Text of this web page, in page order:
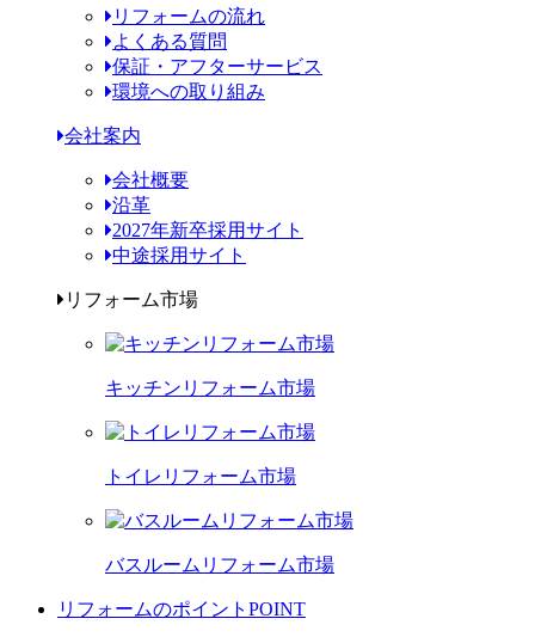
リフォームの流れ
よくある質問
保証・アフターサービス
環境への取り組み
会社案内
会社概要
沿革
2027年新卒採用サイト
中途採用サイト
リフォーム市場
キッチンリフォーム市場
トイレリフォーム市場
バスルームリフォーム市場
リフォームのポイント POINT